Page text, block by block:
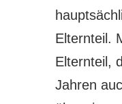
Elternteil.
Elternteil,
Jahren